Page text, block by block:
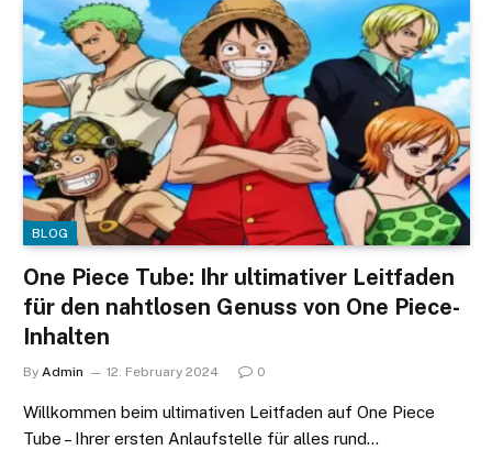
BLOG
One Piece Tube: Ihr ultimativer Leitfaden
für den nahtlosen Genuss von One Piece-
Inhalten
By Admin 12. February 2024 0
Willkommen beim ultimativen Leitfaden auf One Piece
Tube – Ihrer ersten Anlaufstelle für alles rund…